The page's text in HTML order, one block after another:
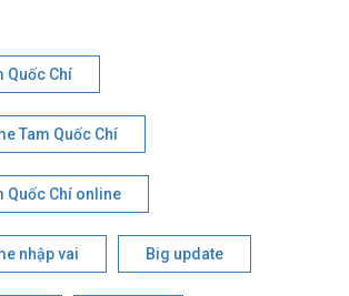
Quốc Chí
Tam Quốc Chí
Quốc Chí online
nhập vai Big update